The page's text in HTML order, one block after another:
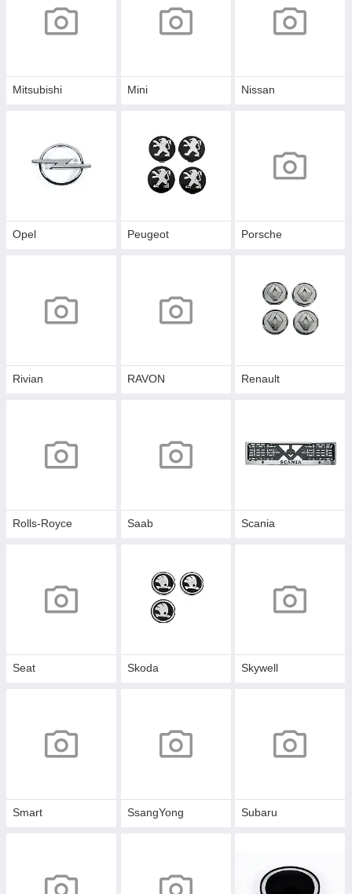
Mitsubishi Mini Nissan
Opel Peugeot Porsche
Rivian RAVON Renault
Rolls-Royce Saab Scania
Seat Skoda Skywell
Smart SsangYong Subaru